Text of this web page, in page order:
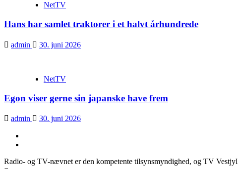
NetTV
Hans har samlet traktorer i et halvt århundrede
admin 30. juni 2026
NetTV
Egon viser gerne sin japanske have frem
admin
30. juni 2026
Radio- og TV-nævnet er den kompetente tilsynsmyndighed, og TV